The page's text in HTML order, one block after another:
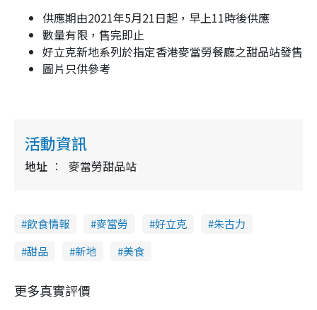
供應期由2021年5月21日起，早上11時後供應
數量有限，售完即止
好立克新地系列於指定香港麥當勞餐廳之甜品站發售
圖片只供參考
活動資訊
地址 麥當勞甜品站
飲食情報 麥當勞 好立克
朱古力
甜品
新地 美食
更多真實評價